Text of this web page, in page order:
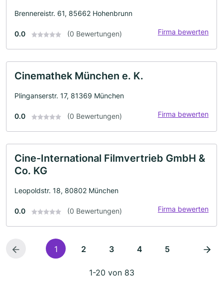
Brennereistr. 61, 85662 Hohenbrunn
0.0 (0 Bewertungen) Firma bewerten
Cinemathek München e. K.
Plinganserstr. 17, 81369 München
0.0 (0 Bewertungen) Firma bewerten
Cine-International Filmvertrieb GmbH &
Co. KG
Leopoldstr. 18, 80802 München
0.0 (0 Bewertungen) Firma bewerten
1 2 3 4 5
1-20 von 83